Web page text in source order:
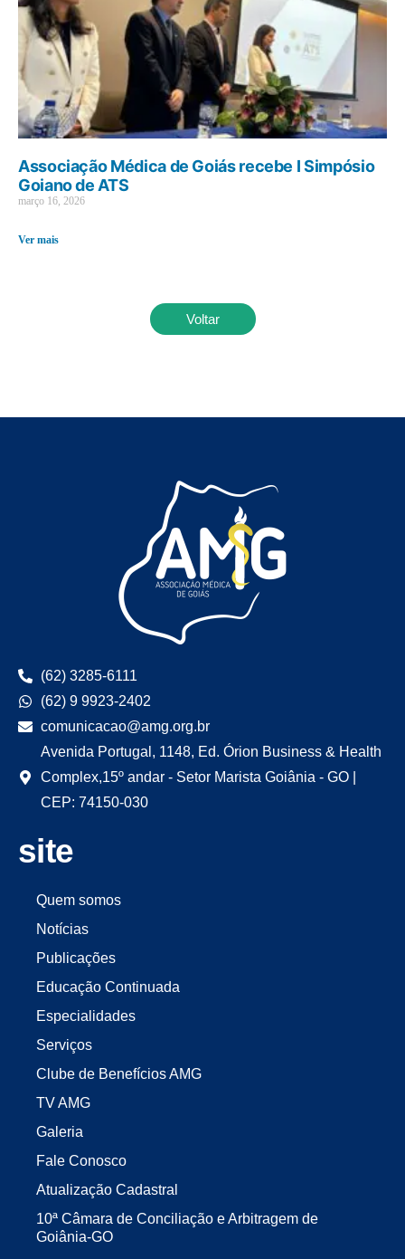
Associação Médica de Goiás recebe I Simpósio
Goiano de ATS
março 16, 2026
Ver mais
Voltar
(62) 3285-6111
(62) 9 9923-2402
comunicacao@amg.org.br
Avenida Portugal, 1148, Ed. Órion Business & Health
Complex,15º andar - Setor Marista Goiânia - GO |
CEP: 74150-030
site
Quem somos
Notícias
Publicações
Educação Continuada
Especialidades
Serviços
Clube de Benefícios AMG
TV AMG
Galeria
Fale Conosco
Atualização Cadastral
10ª Câmara de Conciliação e Arbitragem de
Goiânia-GO